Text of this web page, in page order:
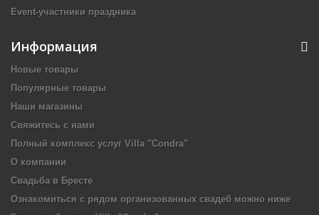
Event-участники праздника
Информация
Новые товары
Популярные товары
Наши магазины
Свяжитесь с нами
Полный комплекс услуг Villa "Condra"
О компании
Свадьба в Бресте
Ознакомиться с рядом организованных свадеб можно ниже